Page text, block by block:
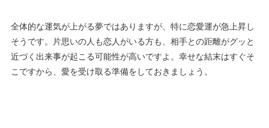
全体的な運気が上がる夢ではありますが、特に恋愛運が急上昇し
そうです。片思いの人も恋人がいる方も、相手との距離がグッと
近づく出来事が起こる可能性が高いですよ。幸せな結末はすぐそ
こですから、愛を受け取る準備をしておきましょう。